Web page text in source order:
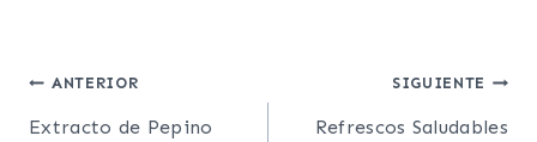
Post
ANTERIOR
Extracto de Pepino
SIGUIENTE
Refrescos Saludables